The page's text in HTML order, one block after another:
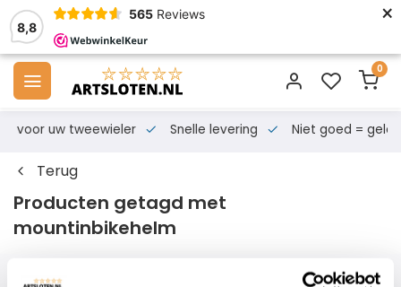
8,8
565 Reviews ×
0
voor uw tweewieler Snelle levering Niet goed = geld
Terug
Producten getagd met
mountinbikehelm
Filters